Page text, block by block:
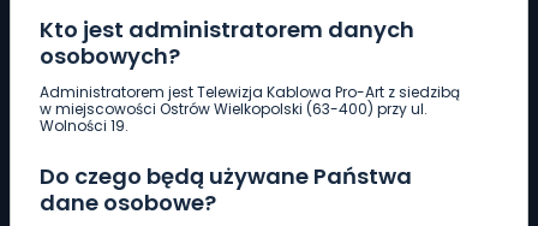
Kto jest administratorem danych
osobowych?
Administratorem jest Telewizja Kablowa Pro-Art z siedzibą
w miejscowości Ostrów Wielkopolski (63-400) przy ul.
Wolności 19.
Do czego będą używane Państwa
dane osobowe?
Pobierz logotyp
661 997 997